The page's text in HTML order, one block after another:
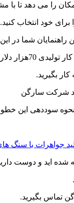
را می دهد تا با
خود انتخاب کنید.
راهنمایان شما در
دلار،
بگیرید.
شرکت سارگن
سوددهی این
جواهرات با سنگ
شده اید و دوست
تماس بگیرید.